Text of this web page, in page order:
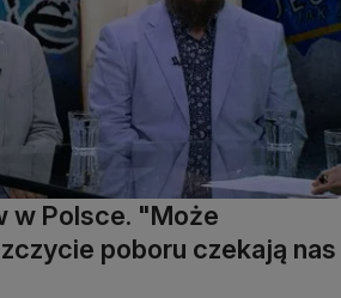
w Polsce. "Może
poboru czekają nas